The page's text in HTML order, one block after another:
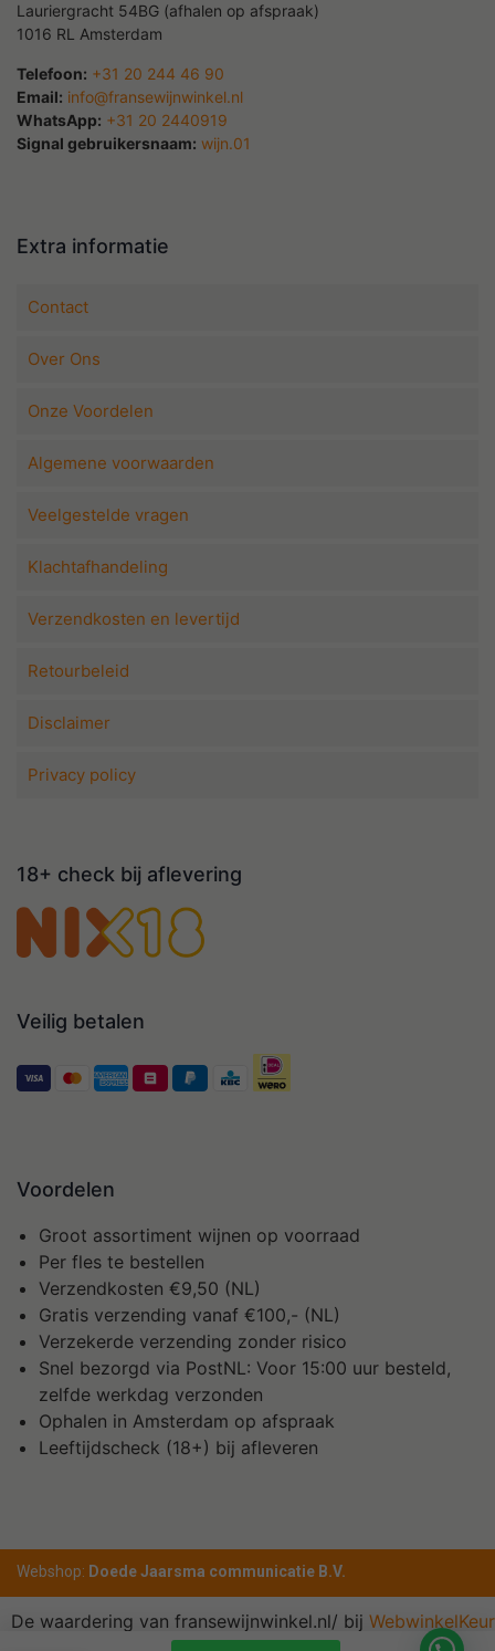
Lauriergracht 54BG (afhalen op afspraak)
1016 RL Amsterdam
Telefoon: +31 20 244 46 90
Email: info@fransewijnwinkel.nl
WhatsApp: +31 20 2440919
Signal gebruikersnaam: wijn.01
Extra informatie
Contact
Over Ons
Onze Voordelen
Algemene voorwaarden
Veelgestelde vragen
Klachtafhandeling
Verzendkosten en levertijd
Retourbeleid
Disclaimer
Privacy policy
18+ check bij aflevering
Veilig betalen
Voordelen
Groot assortiment wijnen op voorraad
Per fles te bestellen
Verzendkosten €9,50 (NL)
Gratis verzending vanaf €100,- (NL)
Verzekerde verzending zonder risico
Snel bezorgd via PostNL: Voor 15:00 uur besteld,
zelfde werkdag verzonden
Ophalen in Amsterdam op afspraak
Leeftijdscheck (18+) bij afleveren
Webshop: Doede Jaarsma communicatie B.V.
De waardering van fransewijnwinkel.nl/ bij WebwinkelKeur